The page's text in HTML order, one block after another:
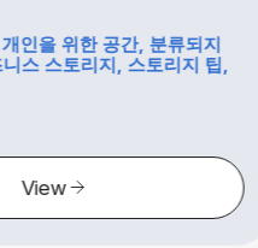
인을 위한 공간, 분류되지
스 스토리지, 스토리지 팁,
View